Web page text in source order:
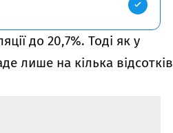
до 20,7%. Тоді як у
лише на кілька відсотків